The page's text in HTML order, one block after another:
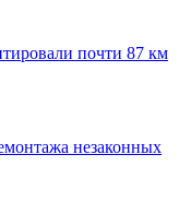
почти 87 км
незаконных